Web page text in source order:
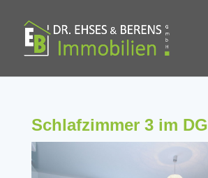
Schlafzimmer 3 im DG